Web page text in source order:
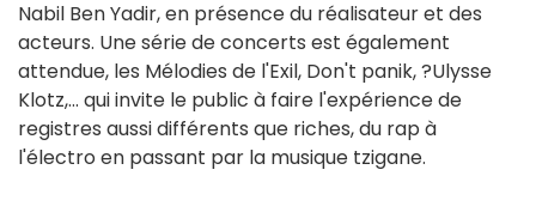
Nabil Ben Yadir, en présence du réalisateur et des
acteurs. Une série de concerts est également
attendue, les Mélodies de l'Exil, Don't panik, ?Ulysse
Klotz,... qui invite le public à faire l'expérience de
registres aussi différents que riches, du rap à
l'électro en passant par la musique tzigane.